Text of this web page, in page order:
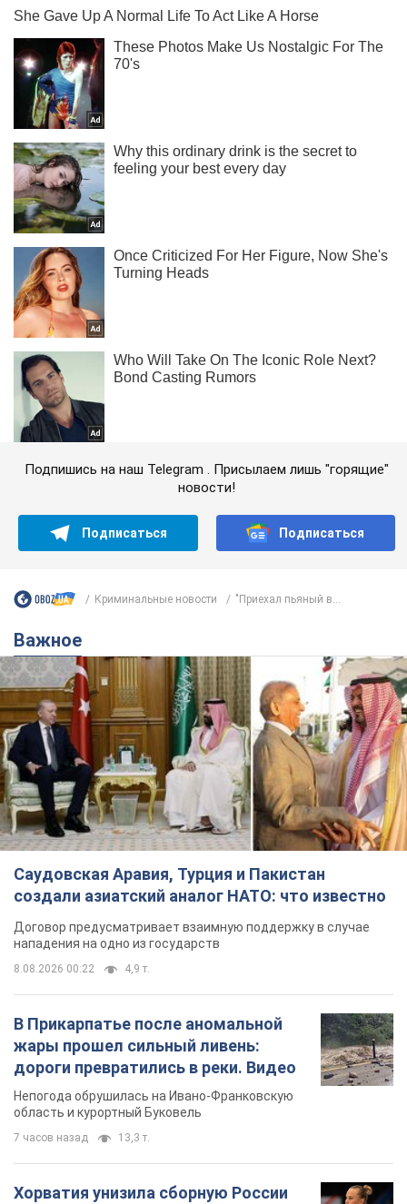
Подпишись на наш Telegram . Присылаем лишь "горящие"
новости!
Подписаться Подписаться
Криминальные новости "Приехал пьяный в...
Важное
Саудовская Аравия, Турция и Пакистан
создали азиатский аналог НАТО: что известно
Договор предусматривает взаимную поддержку в случае
нападения на одно из государств
8.08.2026 00:22 4,9 т.
В Прикарпатье после аномальной
жары прошел сильный ливень:
дороги превратились в реки. Видео
Непогода обрушилась на Ивано-Франковскую
область и курортный Буковель
7 часов назад 13,3 т.
Хорватия унизила сборную России